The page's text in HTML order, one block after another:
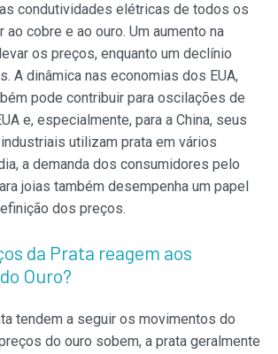
condutividades elétricas de todos os
cobre e ao ouro. Um aumento na
os preços, enquanto um declínio
A dinâmica nas economias dos EUA,
pode contribuir para oscilações de
e, especialmente, para a China, seus
utilizam prata em vários
a demanda dos consumidores pelo
joias também desempenha um papel
dos preços.
da Prata reagem aos
Ouro?
tendem a seguir os movimentos do
do ouro sobem, a prata geralmente